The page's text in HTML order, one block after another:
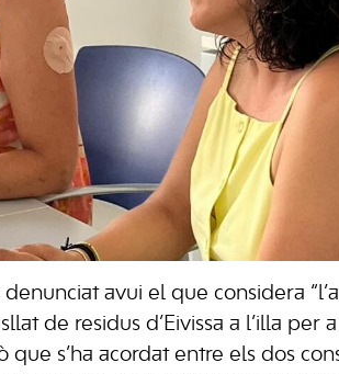
avui el que considera
de residus d’Eivissa a l’illa per
que s’ha acordat entre els dos